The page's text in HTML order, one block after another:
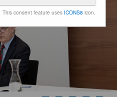
This consent feature uses ICONS8 icon.